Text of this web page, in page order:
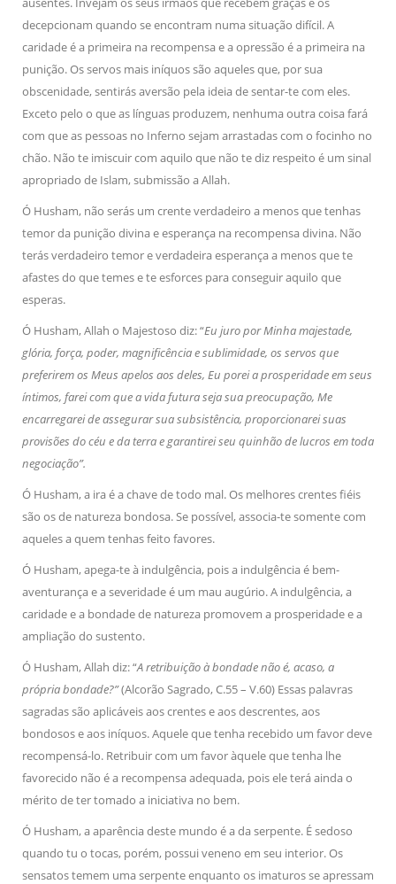
decepcionam quando se encontram numa situação difícil. A
caridade é a primeira na recompensa e a opressão é a primeira na
punição. Os servos mais iníquos são aqueles que, por sua
obscenidade, sentirás aversão pela ideia de sentar-te com eles.
Exceto pelo o que as línguas produzem, nenhuma outra coisa fará
com que as pessoas no Inferno sejam arrastadas com o focinho no
chão. Não te imiscuir com aquilo que não te diz respeito é um sinal
apropriado de Islam, submissão a Allah.
Ó Husham, não serás um crente verdadeiro a menos que tenhas
temor da punição divina e esperança na recompensa divina. Não
terás verdadeiro temor e verdadeira esperança a menos que te
afastes do que temes e te esforces para conseguir aquilo que
esperas.
Ó Husham, Allah o Majestoso diz: “Eu juro por Minha majestade,
glória, força, poder, magnificência e sublimidade, os servos que
preferirem os Meus apelos aos deles, Eu porei a prosperidade em seus
íntimos, farei com que a vida futura seja sua preocupação, Me
encarregarei de assegurar sua subsistência, proporcionarei suas
provisões do céu e da terra e garantirei seu quinhão de lucros em toda
negociação”.
Ó Husham, a ira é a chave de todo mal. Os melhores crentes fiéis
são os de natureza bondosa. Se possível, associa-te somente com
aqueles a quem tenhas feito favores.
Ó Husham, apega-te à indulgência, pois a indulgência é bem-
aventurança e a severidade é um mau augúrio. A indulgência, a
caridade e a bondade de natureza promovem a prosperidade e a
ampliação do sustento.
Ó Husham, Allah diz: “A retribuição à bondade não é, acaso, a
própria bondade?”(Alcorão Sagrado, C.55 – V.60) Essas palavras
sagradas são aplicáveis aos crentes e aos descrentes, aos
bondosos e aos iníquos. Aquele que tenha recebido um favor deve
recompensá-lo. Retribuir com um favor àquele que tenha lhe
favorecido não é a recompensa adequada, pois ele terá ainda o
mérito de ter tomado a iniciativa no bem.
Ó Husham, a aparência deste mundo é a da serpente. É sedoso
quando tu o tocas, porém, possui veneno em seu interior. Os
sensatos temem uma serpente enquanto os imaturos se apressam